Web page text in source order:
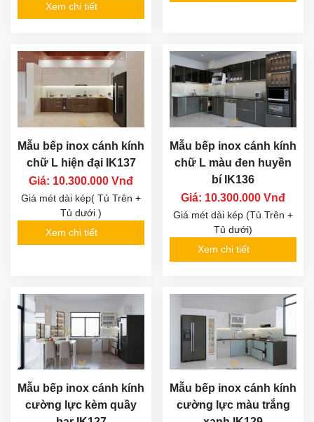
Xem chi tiết
Mẫu bếp inox cánh kính
chữ L hiện đại IK137
Giá: 10.300.000 Vnđ
Giá mét dài kép( Tủ Trên +
Tủ dưới )
Xem chi tiết
Mẫu bếp inox cánh kính
chữ L màu đen huyền
bí IK136
Giá: 10.300.000 Vnđ
Giá mét dài kép (Tủ Trên +
Tủ dưới)
Xem chi tiết
Mẫu bếp inox cánh kính
cường lực kèm quầy
Mẫu bếp inox cánh kính
cường lực màu trắng